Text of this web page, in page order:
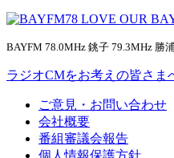
BAYFM 78.0MHz 銚子 79.3MHz 勝
ラジオCMをお考えの皆さま
ご意見・お問い合わせ
会社概要
番組審議会報告